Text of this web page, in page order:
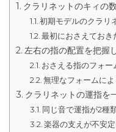
クラリネットのキィの
初期モデルのクラリ
最初におさえてお
左右の指の配置を把握
おさえる指のフォー
無理なフォームに
クラリネットの運指を
同じ音で運指が2種
楽器の支えが不安